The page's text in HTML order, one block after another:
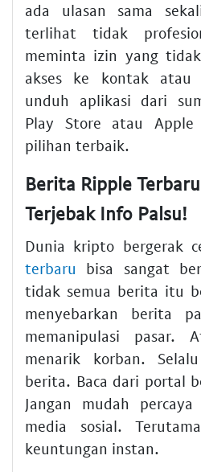
ada ulasan sama
terlihat tidak
meminta izin yang
akses ke kontak atau
unduh aplikasi dari
Play Store atau Apple
pilihan terbaik.
Berita Ripple
Terjebak Info Palsu!
Dunia kripto bergerak
terbaru bisa sangat
tidak semua berita itu
menyebarkan berita
memanipulasi pasar.
menarik korban.
berita. Baca dari portal
Jangan mudah
media sosial.
keuntungan instan.